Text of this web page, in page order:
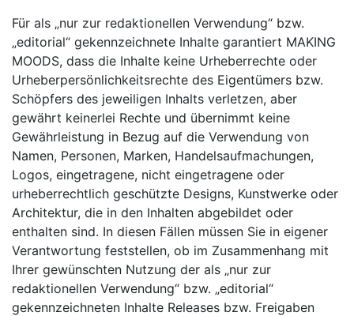
Für als „nur zur redaktionellen Verwendung“ bzw.
„editorial“ gekennzeichnete Inhalte garantiert MAKING
MOODS, dass die Inhalte keine Urheberrechte oder
Urheberpersönlichkeitsrechte des Eigentümers bzw.
Schöpfers des jeweiligen Inhalts verletzen, aber
gewährt keinerlei Rechte und übernimmt keine
Gewährleistung in Bezug auf die Verwendung von
Namen, Personen, Marken, Handelsaufmachungen,
Logos, eingetragene, nicht eingetragene oder
urheberrechtlich geschützte Designs, Kunstwerke oder
Architektur, die in den Inhalten abgebildet oder
enthalten sind. In diesen Fällen müssen Sie in eigener
Verantwortung feststellen, ob im Zusammenhang mit
Ihrer gewünschten Nutzung der als „nur zur
redaktionellen Verwendung“ bzw. „editorial“
gekennzeichneten Inhalte Releases bzw. Freigaben